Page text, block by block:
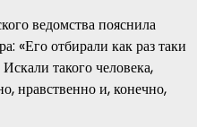
ведомства пояснила
«Его отбирали как раз таки
такого человека,
нравственно и, конечно,